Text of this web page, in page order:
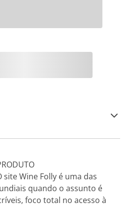
Wine Folly é uma das
quando o assunto é
foco total no acesso à